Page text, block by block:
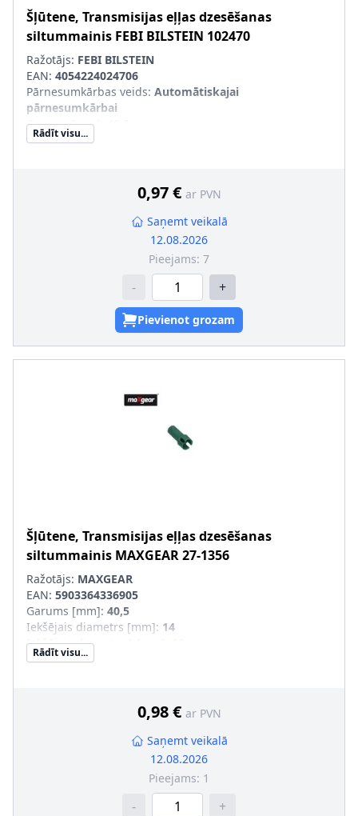
Šļūtene, Transmisijas eļļas dzesēšanas
siltummainis FEBI BILSTEIN 102470
Ražotājs: FEBI BILSTEIN
EAN: 4054224024706
Pārnesumkārbas veids: Automātiskajai
pārnesumkārbai
Garums [mm]
Masa [kg]:0,003
Rādīt visu...
0,97 € ar PVN
Saņemt veikalā
12.08.2026
Pieejams: 7
- +
Pievienot grozam
Šļūtene, Transmisijas eļļas dzesēšanas
siltummainis MAXGEAR27-1356
Ražotājs: MAXGEAR
EAN: 5903364336905
Garums [mm]: 40,5
Iekšējais diametrs [mm]: 14
Iekšējais diametrs 1 [mm]
Rādīt visu...
0,98 € ar PVN
Saņemt veikalā
12.08.2026
Pieejams: 1
- +